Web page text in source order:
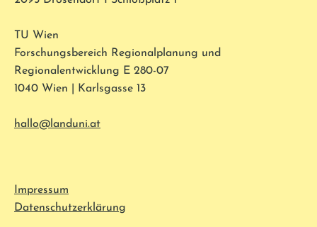
TU Wien
Forschungsbereich Regionalplanung und
Regionalentwicklung E 280-07
1040 Wien | Karlsgasse 13
hallo@landuni.at
Impressum
Datenschutzerklärung